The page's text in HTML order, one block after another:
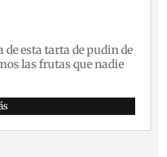
esta tarta de pudin de
las frutas que nadie